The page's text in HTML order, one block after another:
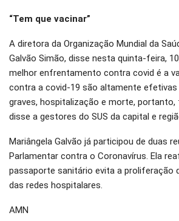
“Tem que vacinar”
A diretora da Organização Mundial da
Galvão Simão, disse nesta quinta-feira,
melhor enfrentamento contra covid é a
contra a covid-19 são altamente efetivas
graves, hospitalização e morte, portanto,
disse a gestores do SUS da capital e
Mariângela Galvão já participou de duas
Parlamentar contra o Coronavírus. Ela
passaporte sanitário evita a proliferação
das redes hospitalares.
AMN